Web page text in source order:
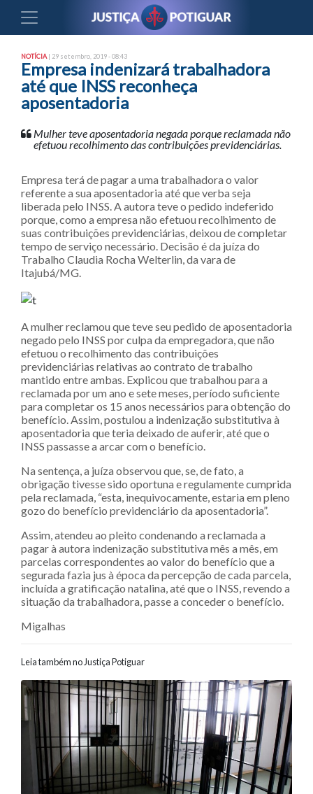
NOTÍCIA | 29 setembro, 2019 - 08:43
Empresa indenizará trabalhadora
até que INSS reconheça
aposentadoria
Mulher teve aposentadoria negada porque reclamada não
efetuou recolhimento das contribuições previdenciárias.
Empresa terá de pagar a uma trabalhadora o valor
referente a sua aposentadoria até que verba seja
liberada pelo INSS. A autora teve o pedido indeferido
porque, como a empresa não efetuou recolhimento de
suas contribuições previdenciárias, deixou de completar
tempo de serviço necessário. Decisão é da juíza do
Trabalho Claudia Rocha Welterlin, da vara de
Itajubá/MG.
A mulher reclamou que teve seu pedido de aposentadoria
negado pelo INSS por culpa da empregadora, que não
efetuou o recolhimento das contribuições
previdenciárias relativas ao contrato de trabalho
mantido entre ambas. Explicou que trabalhou para a
reclamada por um ano e sete meses, período suficiente
para completar os 15 anos necessários para obtenção do
benefício. Assim, postulou a indenização substitutiva à
aposentadoria que teria deixado de auferir, até que o
INSS passasse a arcar com o benefício.
Na sentença, a juíza observou que, se, de fato, a
obrigação tivesse sido oportuna e regulamente cumprida
pela reclamada, “esta, inequivocamente, estaria em pleno
gozo do benefício previdenciário da aposentadoria”.
Assim, atendeu ao pleito condenando a reclamada a
pagar à autora indenização substitutiva mês a mês, em
parcelas correspondentes ao valor do benefício que a
segurada fazia jus à época da percepção de cada parcela,
incluída a gratificação natalina, até que o INSS, revendo a
situação da trabalhadora, passe a conceder o benefício.
Migalhas
Leia também no Justiça Potiguar
Navegação entre posts